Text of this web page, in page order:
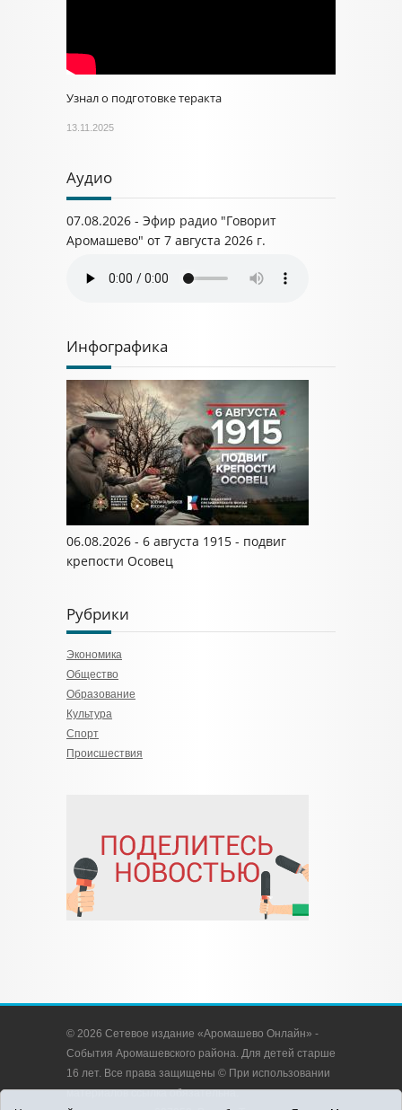
Узнал о подготовке теракта
13.11.2025
Аудио
07.08.2026 - Эфир радио "Говорит
Аромашево" от 7 августа 2026 г.
Инфографика
06.08.2026 - 6 августа 1915 - подвиг
крепости Осовец
Рубрики
Экономика
Общество
Образование
Культура
Спорт
Происшествия
© 2026 Сетевое издание «Аромашево Онлайн» -
События Аромашевского района. Для детей старше
16 лет. Все права защищены © При использовании
материалов ссылка обязательна.